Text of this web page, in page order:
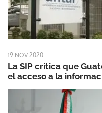
19 NOV 2020
La SIP critica que
el acceso a la